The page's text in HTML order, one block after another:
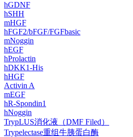
hGDNF
hSHH
mHGF
hFGF2/bFGF/FGFbasic
mNoggin
hEGF
hProlactin
hDKK1-His
hHGF
Activin A
mEGF
hR-Spondin1
hNoggin
TrypLUS消化液（DMF Filed）
Trypelectase重组牛胰蛋白酶